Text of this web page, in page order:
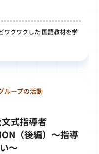
ワクワクした 国語教材を学
ループの活動
式指導者
（後編）～指導
～